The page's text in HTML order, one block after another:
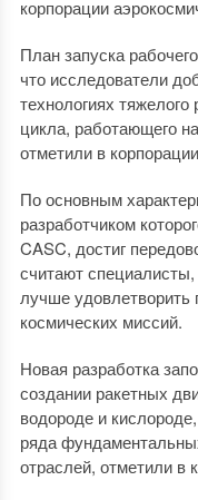
корпорации
План запуска
что исследователи
технологиях тяжелого
цикла, работающего
отметили в
По основным
разработчиком
CASC, достиг
считают
лучше удовлетворить
космических миссий.
Новая разработка
создании ракетных
водороде и
ряда
отраслей, отметили в